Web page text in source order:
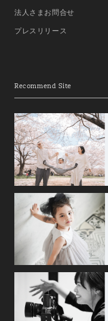
法人さまお問合せ
プレスリリース
Recommend Site